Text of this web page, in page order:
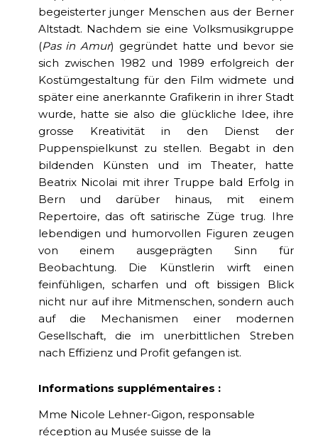
begeisterter junger Menschen aus der Berner
Altstadt. Nachdem sie eine Volksmusikgruppe
(Pas in Amur) gegründet hatte und bevor sie
sich zwischen 1982 und 1989 erfolgreich der
Kostümgestaltung für den Film widmete und
später eine anerkannte Grafikerin in ihrer Stadt
wurde, hatte sie also die glückliche Idee, ihre
grosse Kreativität in den Dienst der
Puppenspielkunst zu stellen. Begabt in den
bildenden Künsten und im Theater, hatte
Beatrix Nicolai mit ihrer Truppe bald Erfolg in
Bern und darüber hinaus, mit einem
Repertoire, das oft satirische Züge trug. Ihre
lebendigen und humorvollen Figuren zeugen
von einem ausgeprägten Sinn für
Beobachtung. Die Künstlerin wirft einen
feinfühligen, scharfen und oft bissigen Blick
nicht nur auf ihre Mitmenschen, sondern auch
auf die Mechanismen einer modernen
Gesellschaft, die im unerbittlichen Streben
nach Effizienz und Profit gefangen ist.
Informations supplémentaires :
Mme Nicole Lehner-Gigon, responsable
réception au Musée suisse de la